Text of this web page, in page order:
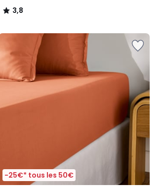
3,8
/
-25€* tous les 50€